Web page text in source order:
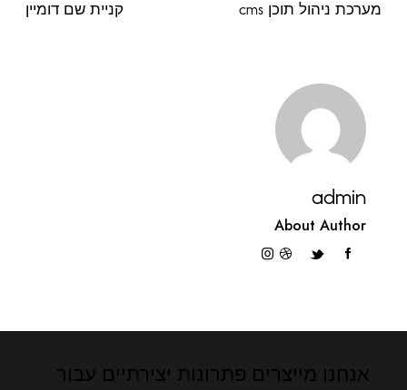
מערכת ניהול תוכן cms קניית שם דומיין
admin
About Author
אנחנו מייצרים פתרונות יצירתיים עבור